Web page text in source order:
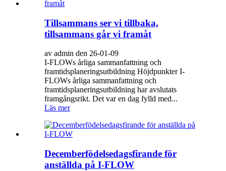
Tillsammans ser vi tillbaka,
tillsammans går vi framåt
av admin den 26-01-09
I-FLOWs årliga sammanfattning och
framtidsplaneringsutbildning Höjdpunkter I-
FLOWs årliga sammanfattning och
framtidsplaneringsutbildning har avslutats
framgångsrikt. Det var en dag fylld med...
Läs mer
Decemberfödelsedagsfirande för
anställda på I-FLOW